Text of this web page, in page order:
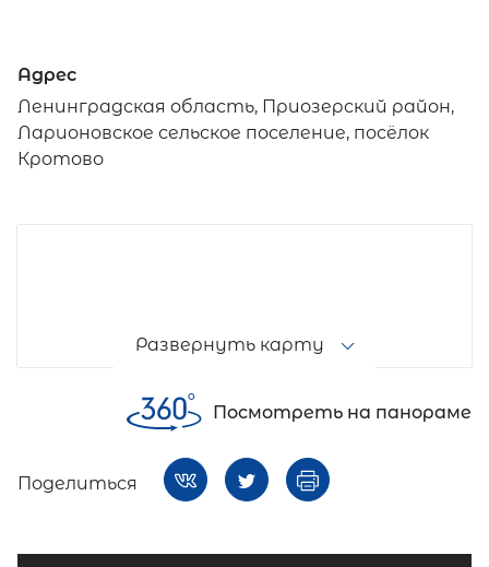
Адрес
Ленинградская область, Приозерский район,
Ларионовское сельское поселение, посёлок
Кротово
Развернуть карту
Посмотреть на панораме
Поделиться